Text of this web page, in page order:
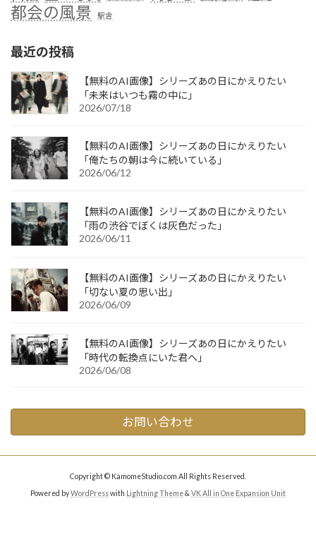
都会の風景 駅舎
最近の投稿
【無料のAI画像】シリーズあの日にかえりたい
「未来はいつも霧の中に」
2026/07/18
【無料のAI画像】シリーズあの日にかえりたい
「俺たちの朝は今に続いている」
2026/06/12
【無料のAI画像】シリーズあの日にかえりたい
「雨の渋谷でぼくは灰色だった」
2026/06/11
【無料のAI画像】シリーズあの日にかえりたい
「切ない夏の思い出」
2026/06/09
【無料のAI画像】シリーズあの日にかえりたい
「時代の転換点にいた君へ」
2026/06/08
お問い合わせ
Copyright © KamomeStudio.com All Rights Reserved.
Powered byWordPresswith Lightning Theme& VK All in One Expansion Unit